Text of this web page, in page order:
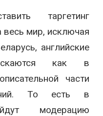
таргетинг
весь мир, исключая
английские
как в
части
То есть в
модерацию